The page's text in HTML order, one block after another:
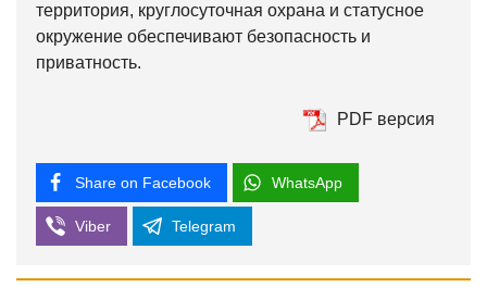
территория, круглосуточная охрана и статусное
окружение обеспечивают безопасность и
приватность.
PDF версия
Share on Facebook WhatsApp
Viber Telegram